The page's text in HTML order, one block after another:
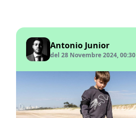
Antonio Junior
del 28 Novembre 2024, 00:30